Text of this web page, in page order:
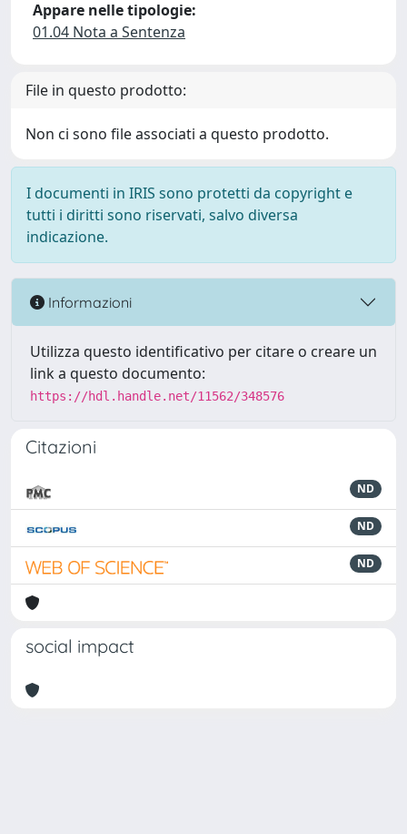
Appare nelle tipologie:
01.04 Nota a Sentenza
File in questo prodotto:
Non ci sono file associati a questo prodotto.
I documenti in IRIS sono protetti da copyright e
tutti i diritti sono riservati, salvo diversa
indicazione.
Informazioni
Utilizza questo identificativo per citare o creare un
link a questo documento:
https://hdl.handle.net/11562/348576
Citazioni
ND
ND
ND
social impact